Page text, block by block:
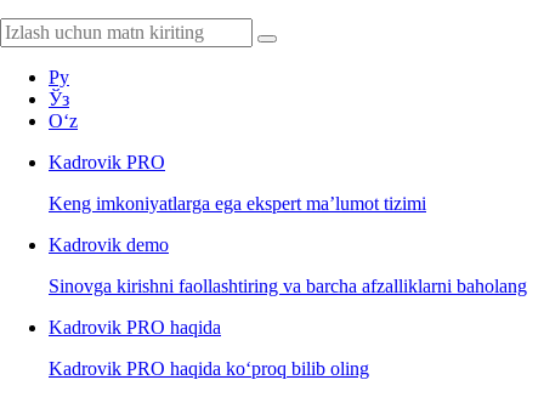
Ру
Ўз
Oʻz
Kadrovik PRO
Keng imkoniyatlarga ega ekspert ma’lumot tizimi
Kadrovik demo
Sinovga kirishni faollashtiring va barcha afzalliklarni baholang
Kadrovik PRO haqida
Kadrovik PRO haqida koʻproq bilib oling